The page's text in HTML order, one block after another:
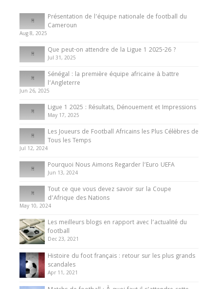
Tout ce que vous devez savoir sur la Coupe
d’Afrique des Nations
10 May 2024
Internationales
Présentation de l’équipe nationale de football
du Cameroun
8 August 2025
Présentation de l’équipe nationale de football du
Cameroun
Aug 8, 2025
Que peut-on attendre de la Ligue 1 2025-26 ?
Jul 31, 2025
Sénégal : la première équipe africaine à battre
l’Angleterre
Jun 26, 2025
Ligue 1 2025 : Résultats, Dénouement et Impressions
May 17, 2025
Les Joueurs de Football Africains les Plus Célèbres de
Tous les Temps
Jul 12, 2024
Pourquoi Nous Aimons Regarder l’Euro UEFA
Jun 13, 2024
Tout ce que vous devez savoir sur la Coupe
d’Afrique des Nations
May 10, 2024
Les meilleurs blogs en rapport avec l’actualité du
football
Dec 23, 2021
Histoire du foot français : retour sur les plus grands
scandales
Apr 11, 2021